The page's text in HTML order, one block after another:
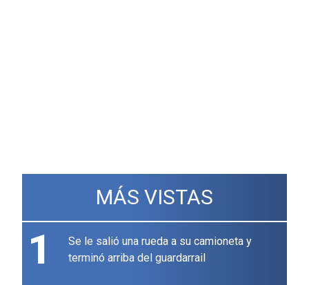
MÁS VISTAS
1
Se le salió una rueda a su camioneta y
terminó arriba del guardarrail